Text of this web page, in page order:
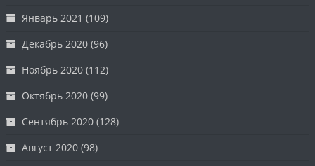
Январь 2021 (109)
Декабрь 2020 (96)
Ноябрь 2020 (112)
Октябрь 2020 (99)
Сентябрь 2020 (128)
Август 2020 (98)